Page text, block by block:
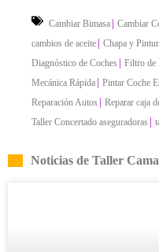
Cambiar Bimasa Cambiar
cambios de aceite Chapa y
Diagnóstico de Coches Filtro de
Mecánica Rápida Pintar Coche
Reparación Autos Reparar caja
Taller Concertado aseguradoras
Noticias de Taller